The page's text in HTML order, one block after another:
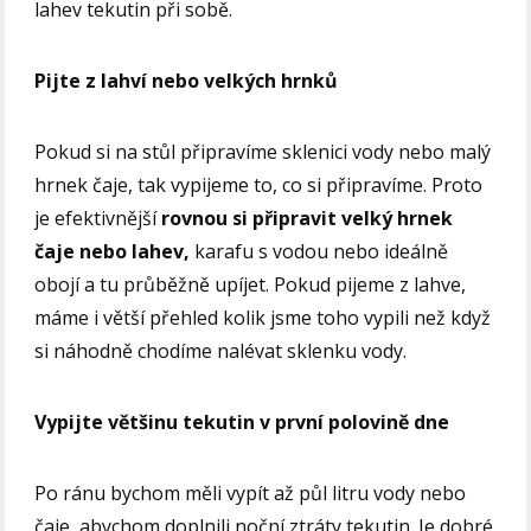
lahev tekutin při sobě.
Pijte z lahví nebo velkých hrnků
Pokud si na stůl připravíme sklenici vody nebo malý
hrnek čaje, tak vypijeme to, co si připravíme. Proto
je efektivnějšírovnou si připravit velký hrnek
čaje nebo lahev, karafu s vodou nebo ideálně
obojí a tu průběžně upíjet. Pokud pijeme z lahve,
máme i větší přehled kolik jsme toho vypili než když
si náhodně chodíme nalévat sklenku vody.
Vypijte většinu tekutin v první polovině dne
Po ránu bychom měli vypít až půl litru vody nebo